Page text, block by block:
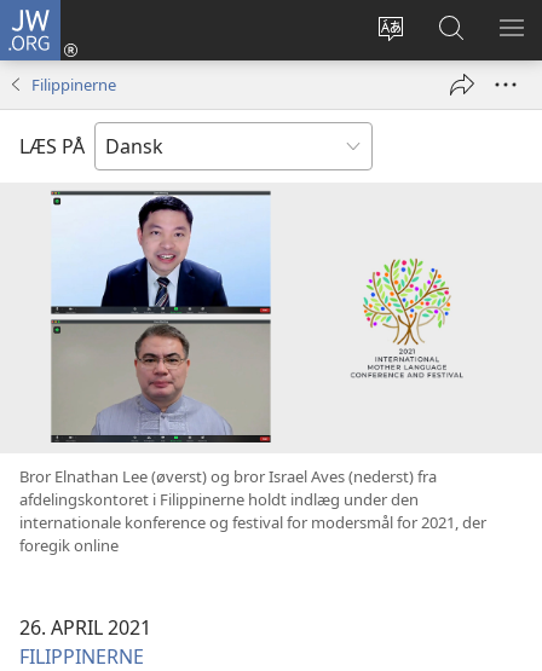
JW.ORG
Vælg
Log
på
vindue)
Søg
på
JW.ORG
VIS
Filippinerne
LÆS PÅ
Bror Elnathan Lee (øverst) og bror Israel Aves (nederst) fra
afdelingskontoret i Filippinerne holdt indlæg under den
internationale konference og festival for modersmål for 2021, der
foregik online
26. APRIL 2021
FILIPPINERNE